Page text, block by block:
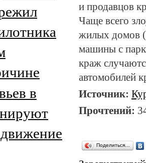
и продавцов
Чаще всего
жилых домов
машины с
краж
автомобилей
Источник:
Прочтений:
Поделиться…
в